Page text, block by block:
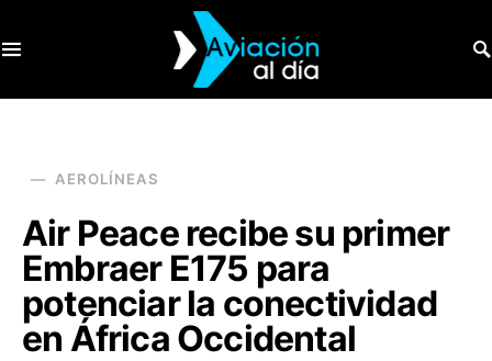
AEROLÍNEAS
Air Peace recibe su primer
Embraer E175 para
potenciar la conectividad
en África Occidental